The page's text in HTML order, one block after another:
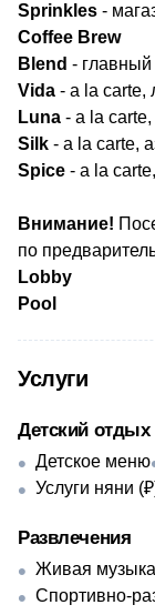
Sprinkles -
Coffee Brew
Blend - главный
Vida - a la carte,
Luna - a la carte,
Silk - a la carte,
Spice - a la
Внимание!
по
Lobby
Pool
Услуги
Детский отдых
Детское меню
Услуги няни
Развлечения
Живая музыка
Спортивно-